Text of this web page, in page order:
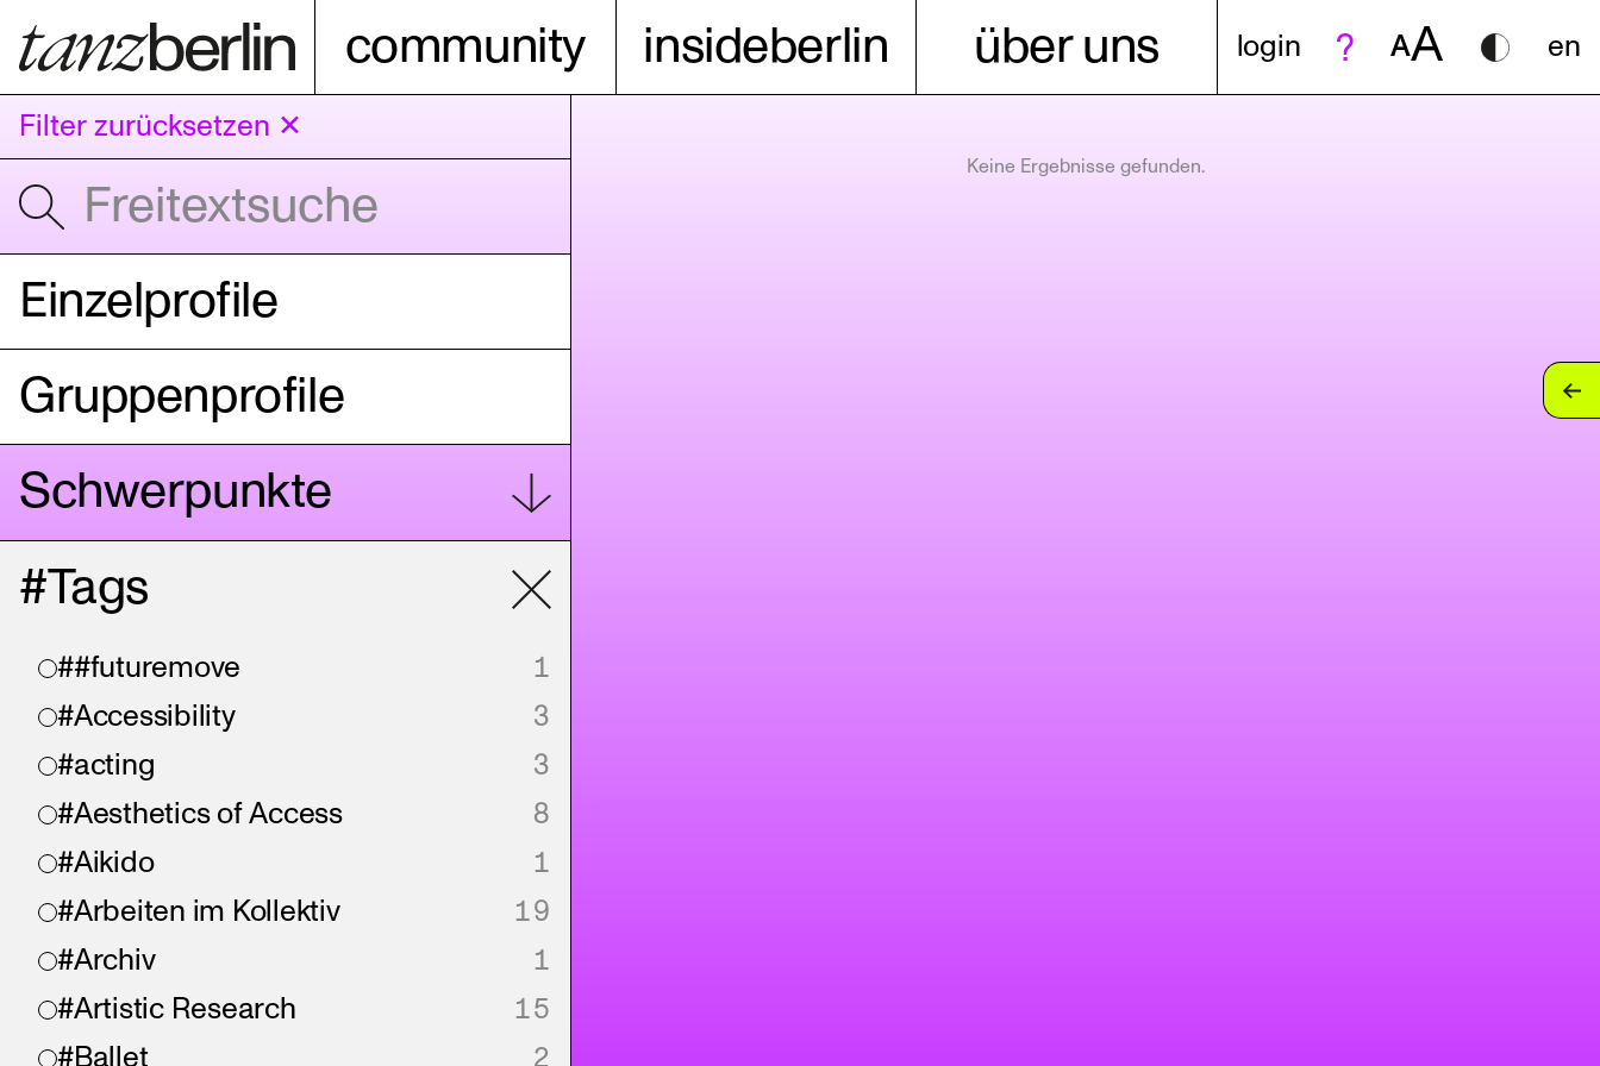
community insideberlin über uns login AA en
Filter zurücksetzen ✕
Einzelprofile
Gruppenprofile
Schwerpunkte
#Tags
##futuremove
1
#Accessibility
3
#acting
3
#Aesthetics of Access
8
#Aikido
1
#Arbeiten im Kollektiv
19
#Archiv
1
#Artistic Research
15
#Ballet
2
Keine Ergebnisse gefunden.